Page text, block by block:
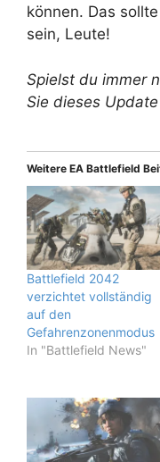
können. Das
sein, Leute!
Spielst du immer
Sie dieses
Weitere EA Battlefield
Battlefield 2042
verzichtet vollständig
auf den
Gefahrenzonenmodus
In "Battlefield News"